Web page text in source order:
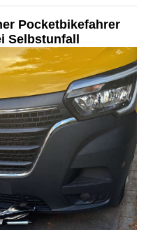
Sportler
Pocketbikefahrer
Selbstunfall